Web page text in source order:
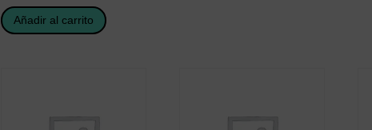
Añadir al carrito